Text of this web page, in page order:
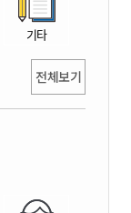
기타
전체보기